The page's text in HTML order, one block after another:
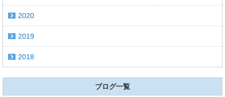
2020
2019
2018
ブログ一覧